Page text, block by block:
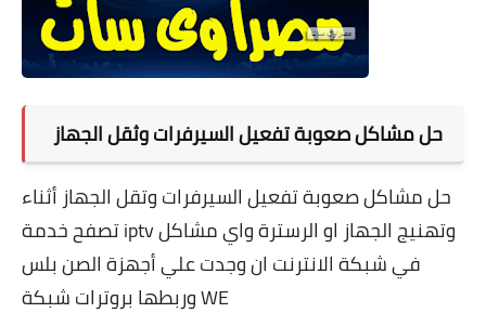
حل مشاكل صعوبة تفعيل السيرفرات وثقل الجهاز
حل مشاكل صعوبة تفعيل السيرفرات وتقل الجهاز أثناء
تصفح خدمة iptv وتهنيج الجهاز او الرسترة واي مشاكل
في شبكة الانترنت ان وجدت علي أجهزة الصن بلس
وربطها بروترات شبكة WE